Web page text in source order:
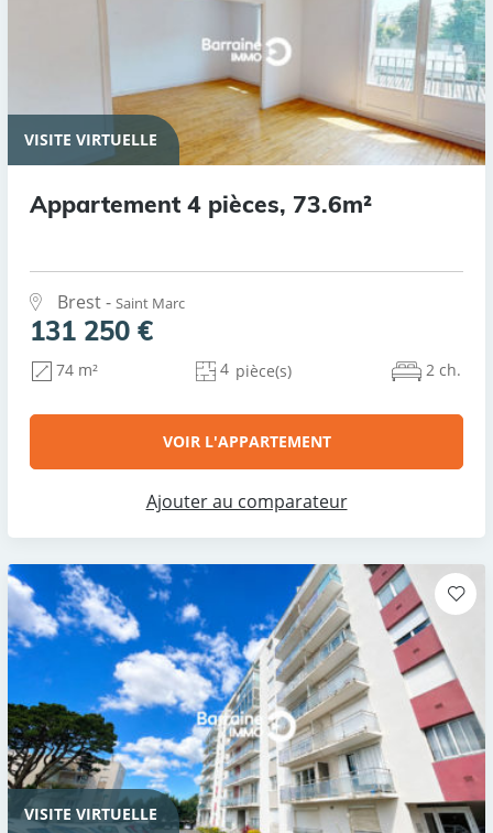
VISITE VIRTUELLE
Appartement 4 pièces, 73.6m²
Brest - Saint Marc
131 250 €
74 m² 4 pièce(s) 2 ch.
VOIR L'APPARTEMENT
Ajouter au comparateur
VISITE VIRTUELLE